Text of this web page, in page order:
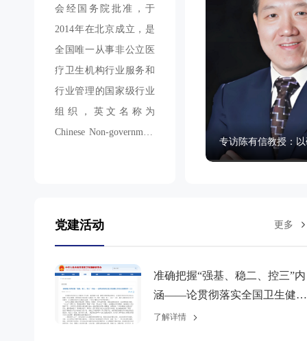
会经国务院批准，于
2014年在北京成立，是
全国唯一从事非公立医
疗卫生机构行业服务和
行业管理的国家级行业
组织，英文名称为
Chinese Non-government
党建活动 更多
准确把握“强基、稳二、控三”内
涵——论贯彻落实全国卫生健康
工作会议部署要求（二）
了解详情